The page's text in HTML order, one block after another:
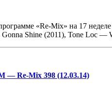
«Re-Mix» на 17
Shine (2011), Tone Loc
— Re-Mix 398 (12.03.14)